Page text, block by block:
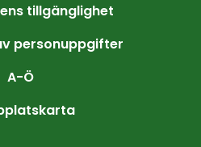
tillgänglighet
personuppgifter
A-Ö